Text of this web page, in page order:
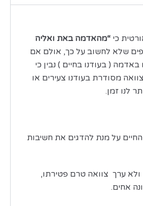
כי “מהאדמה באת ואליה
שלא לחשוב על כך, אולם אם
( בעודנו בחיים ) נבין כי
מסודרת בעודנו צעירים או
לנו זמן.
על מנת להדגים את חשיבות
ולא ערך צוואה טרם פטירתו,
אחים.